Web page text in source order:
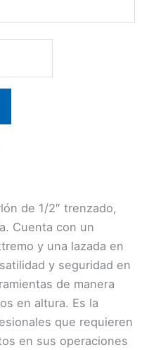
de 1/2″ trenzado,
Cuenta con un
y una lazada en
y seguridad en
de manera
en altura. Es la
que requieren
en sus operaciones